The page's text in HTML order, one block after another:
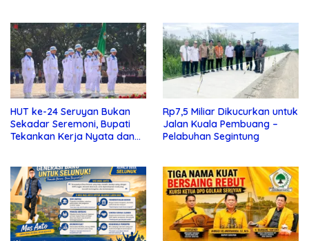
HUT ke-24 Seruyan Bukan
Sekadar Seremoni, Bupati
Tekankan Kerja Nyata dan
Rp7,5 Miliar Dikucurkan untuk
Jalan Kuala Pembuang –
Pelabuhan Segintung